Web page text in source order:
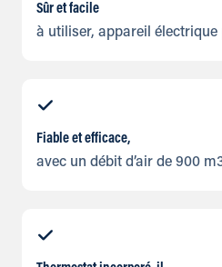
Sûr et facile
à utiliser, appareil
Fiable et efficace,
avec un débit d’air de 900